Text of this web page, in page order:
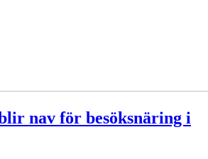
nav för besöksnäring i